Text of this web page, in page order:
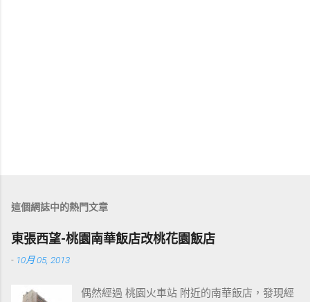
這個網誌中的熱門文章
東張西望-桃園南華飯店改桃花園飯店
- 10月 05, 2013
偶然經過 桃園火車站 附近的南華飯店，發現經